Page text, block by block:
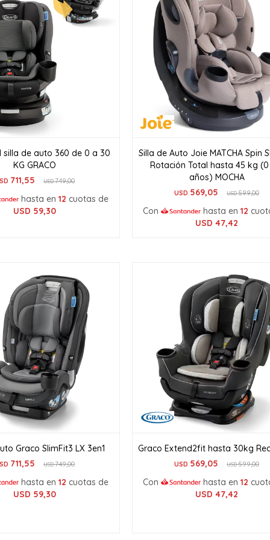
silla de auto 360 de 0 a 30
KG GRACO
711,55 USD749,00
hasta en 12 cuotas de
USD 59,30
Silla de Auto Joie MATCHA Spin
Rotación Total hasta 45 kg
años) MOCHA
USD 569,05 USD599,00
Con hasta en12
USD 47,42
Graco SlimFit3 LX 3en1
711,55 USD749,00
hasta en 12 cuotas de
USD 59,30
Graco Extend2fit hasta 30kg
USD 569,05 USD599,00
Con hasta en12
USD 47,42